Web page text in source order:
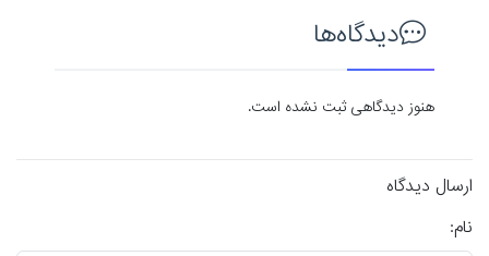
دیدگاه‌ها
هنوز دیدگاهی ثبت نشده است.
ارسال دیدگاه
نام: